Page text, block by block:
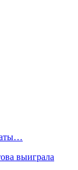
выиграла